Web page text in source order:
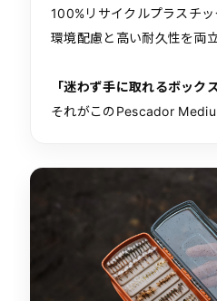
100%リサイクルプラスチッ
環境配慮と高い耐久性を両
「迷わず手に取れるボックス
それがこのPescador